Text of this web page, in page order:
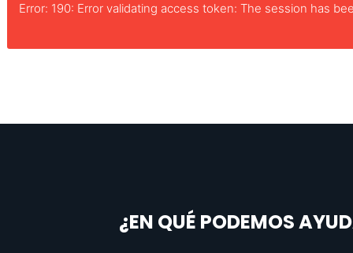
Error: 190: Error validating access token: The session has
¿EN QUÉ PODEMOS